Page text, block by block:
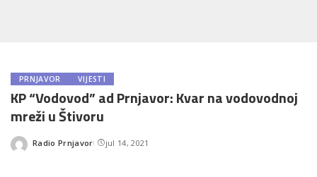
PRNJAVOR VIJESTI
KP “Vodovod” ad Prnjavor: Kvar na vodovodnoj
mreži u Štivoru
Posted
Radio Prnjavor jul 14, 2021